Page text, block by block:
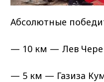
Абсолютные
— 10 км — Лев
— 5 км — Газиза